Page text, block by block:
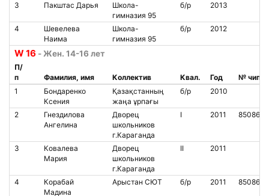
3 Пакштас Дарья
Школа-
гимназия 95
б/р 2013
4
Шевелева
Наима
Школа-
гимназия 95
б/р 2012
W 16 - Жен. 14-16 лет
П/
п
Фамилия, имя Коллектив Квал. Год
№ чипа
1
Бондаренко
Ксения
Қазақстанның
жаңа ұрпағы
б/р 2010
2
Гнездилова
Ангелина
Дворец
школьников
г.Караганда
I 2011 8508614
3
Ковалева
Мария
Дворец
школьников
г.Караганда
II 2011
4
Корабай
Мадина
Арыстан СЮТ б/р 2011 8508600